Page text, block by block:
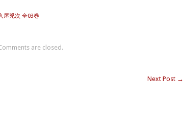
屋兇次 全03巻
are closed.
Next Post →